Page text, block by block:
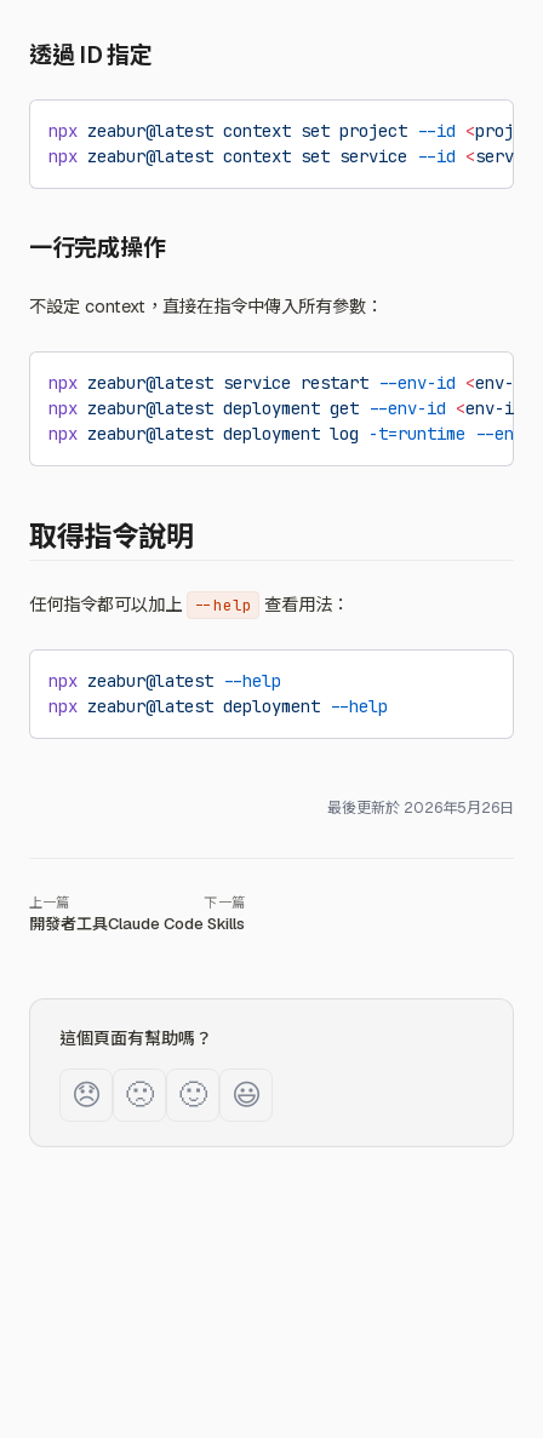
透過 ID 指定
npx zeabur@latest context set project --id <
npx zeabur@latest context set service --id <
一行完成操作
不設定 context，直接在指令中傳入所有參數：
npx zeabur@latest service restart --env-id <env-i
npx zeabur@latest deployment get --env-id <env-i
npx zeabur@latest deployment log -t=runtime --env-
取得指令說明
任何指令都可以加上 --help 查看用法：
npx zeabur@latest --help
npx zeabur@latest deployment --help
最後更新於 2026年5月26日
開發者工具Claude Code Skills
這個頁面有幫助嗎？
😞 🙁 🙂 😃